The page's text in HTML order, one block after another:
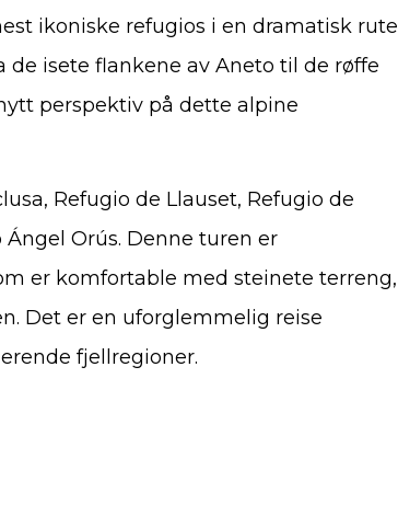
ikoniske refugios i en dramatisk rute
de isete flankene av Aneto til de røffe
perspektiv på dette alpine
Refugio de Llauset, Refugio de
Ángel Orús. Denne turen er
er komfortable med steinete terreng,
Det er en uforglemmelig reise
fjellregioner.